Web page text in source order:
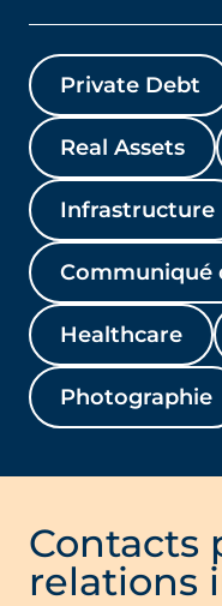
Private Debt
Real Assets
Infrastructure
Communiqué
Healthcare
Photographie
Contacts
relations